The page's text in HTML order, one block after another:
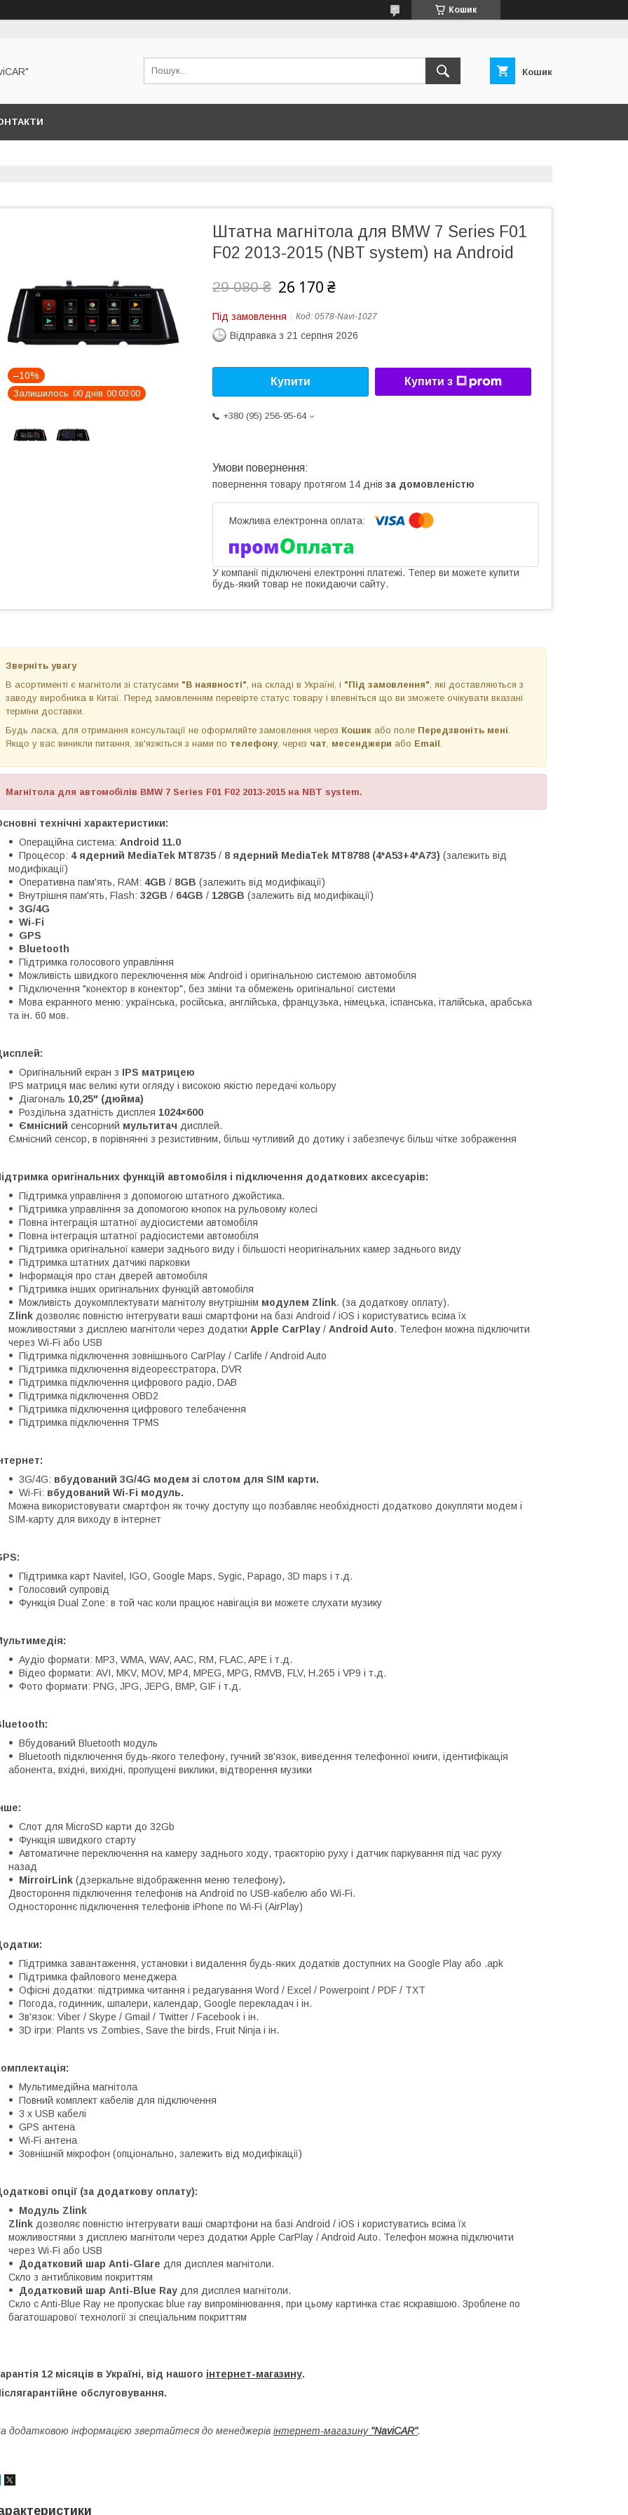
Кошик
Кошик
–10%
Залишилось 00 днів 00 00 00
Штатна магнітола для BMW 7 Series F01
F02 2013-2015 (NBT system) на Android
29 080 ₴ 26 170 ₴
Під замовлення Код: 0578-Navi-1027
Відправка з 21 серпня 2026
Купити Купити з
+380 (95) 256-95-64
повернення товару протягом 14 днів за домовленістю
У компанії підключені електронні платежі. Тепер ви можете купити
будь-який товар не покидаючи сайту.
Зверніть увагу
В асортименті є магнітоли зі статусами "В наявності" , на складі в Україні, і "Під замовлення" , які доставляються з
заводу виробника в Китаї. Перед замовленням перевірте статус товару і впевніться що ви зможете очікувати вказані
терміни доставки.
Будь ласка, для отримання консультації не оформляйте замовлення через Кошик або поле Передзвоніть мені
Якщо у вас виникли питання, зв'язжіться з нами по телефону, через чат месенджери або Email
Магнітола для автомобілів BMW 7 Series F01 F02 2013-2015 на NBT system.
технічні характеристики:
Операційна система: Android 11.0
Процесор: 4 ядерний MediaTek MT8735 / 8 ядерний MediaTek MT8788 (4*A53+4*A73) (залежить від
модифікації)
Оперативна пам'ять, RAM: 4GB / 8GB (залежить від модифікації)
Внутрішня пам'ять, Flash: 32GB / 64GB / 128GB (залежить від модифікації)
3G/4G
Wi-Fi
GPS
Bluetooth
Підтримка голосового управління
Можливість швидкого переключення між Android і оригінальною системою автомобіля
Підключення "конектор в конектор", без зміни та обмежень оригінальної системи
Мова екранного меню: українська, російська, англійська, французька, німецька, іспанська, італійська, арабська
та ін. 60 мов.
Оригінальний екран з IPS матрицею
IPS матриця має великі кути огляду і високою якістю передачі кольору
Діагональ 10,25" (дюйма)
Роздільна здатність дисплея 1024×600
Ємнісний сенсорний мультитач дисплей.
Ємнісний сенсор, в порівнянні з резистивним, більш чутливий до дотику і забезпечує більш чітке зображення
оригінальних функцій автомобіля і підключення додаткових аксесуарів:
Підтримка управління з допомогою штатного джойстика.
Підтримка управління за допомогою кнопок на рульовому колесі
Повна інтеграція штатної аудіосистеми автомобіля
Повна інтеграція штатної радіосистеми автомобіля
Підтримка оригінальної камери заднього виду і більшості неоригінальних камер заднього виду
Підтримка штатних датчикі парковки
Інформація про стан дверей автомобіля
Підтримка інших оригінальних функцій автомобіля
Можливість доукомплектувати магнітолу внутрішнім модулем Zlink. (за додаткову оплату).
Zlink дозволяє повністю інтегрувати ваші смартфони на базі Android / iOS і користуватись всіма їх
можливостями з дисплею магнітоли через додатки Apple CarPlay / Android Auto. Телефон можна підключити
через Wi-Fi або USB
Підтримка підключення зовнішнього CarPlay / Carlife / Android Auto
Підтримка підключення відеореєстратора, DVR
Підтримка підключення цифрового радіо, DAB
Підтримка підключення OBD2
Підтримка підключення цифрового телебачення
Підтримка підключення TPMS
3G/4G: вбудований 3G/4G модем зі слотом для SIM карти.
Wi-Fi: вбудований Wi-Fi модуль.
Можна використовувати смартфон як точку доступу що позбавляє необхідності додатково докупляти модем і
SIM-карту для виходу в інтернет
Підтримка карт Navitel, IGO, Google Maps, Sygic, Papago, 3D maps і т.д.
Голосовий супровід
Функція Dual Zone: в той час коли працює навігація ви можете слухати музику
Аудіо формати: MP3, WMA, WAV, AAC, RM, FLAC, APE і т.д.
Відео формати: AVI, MKV, MOV, MP4, MPEG, MPG, RMVB, FLV, H.265 і VP9 і т.д.
Фото формати: PNG, JPG, JEPG, BMP, GIF і т.д.
Вбудований Bluetooth модуль
Bluetooth підключення будь-якого телефону, гучний зв'язок, виведення телефонної книги, ідентифікація
абонента, вхідні, вихідні, пропущені виклики, відтворення музики
Слот для MicroSD карти до 32Gb
Функція швидкого старту
Автоматичне переключення на камеру заднього ходу, траєкторію руху і датчик паркування під час руху
назад
MirroirLink (дзеркальне відображення меню телефону).
Двостороння підключення телефонів на Android по USB-кабелю або Wi-Fi.
Одностороннє підключення телефонів iPhone по Wi-Fi (AirPlay)
Підтримка завантаження, установки і видалення будь-яких додатків доступних на Google Play або .apk
Підтримка файлового менеджера
Офісні додатки: підтримка читання і редагування Word / Excel / Powerpoint / PDF / TXT
Погода, годинник, шпалери, календар, Google перекладач і ін.
Зв'язок: Viber / Skype / Gmail / Twitter / Facebook і ін.
3D ігри: Plants vs Zombies, Save the birds, Fruit Ninja і ін.
Мультимедійна магнітола
Повний комплект кабелів для підключення
3 x USB кабелі
GPS антена
Wi-Fi антена
Зовнішній мікрофон (опціонально, залежить від модифікації)
опції (за додаткову оплату):
Модуль Zlink
Zlink дозволяє повністю інтегрувати ваші смартфони на базі Android / iOS і користуватись всіма їх
можливостями з дисплею магнітоли через додатки Apple CarPlay / Android Auto. Телефон можна підключити
через Wi-Fi або USB
Додатковий шар Anti-Glare для дисплея магнітоли.
Скло з антибліковим покриттям
Додатковий шар Anti-Blue Ray для дисплея магнітоли.
Скло c Anti-Blue Ray не пропускає blue ray випромінювання, при цьому картинка стає яскравішою. Зроблене по
багатошарової технології зі спеціальним покриттям
12 місяців в Україні, від нашого інтернет-магазину.
обслуговування.
додатковою інформацією звертайтеся до менеджерів інтернет-магазину "NaviCAR".